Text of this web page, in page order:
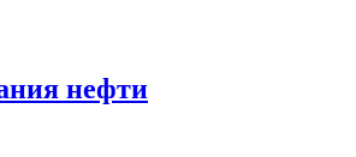
нефти